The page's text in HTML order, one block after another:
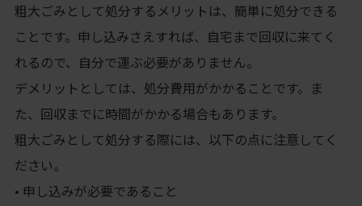
粗大ごみとして処分するメリットは、簡単に処分できる
ことです。申し込みさえすれば、自宅まで回収に来てく
れるので、自分で運ぶ必要がありません。
デメリットとしては、処分費用がかかることです。ま
た、回収までに時間がかかる場合もあります。
粗大ごみとして処分する際には、以下の点に注意してく
ださい。
• 申し込みが必要であること